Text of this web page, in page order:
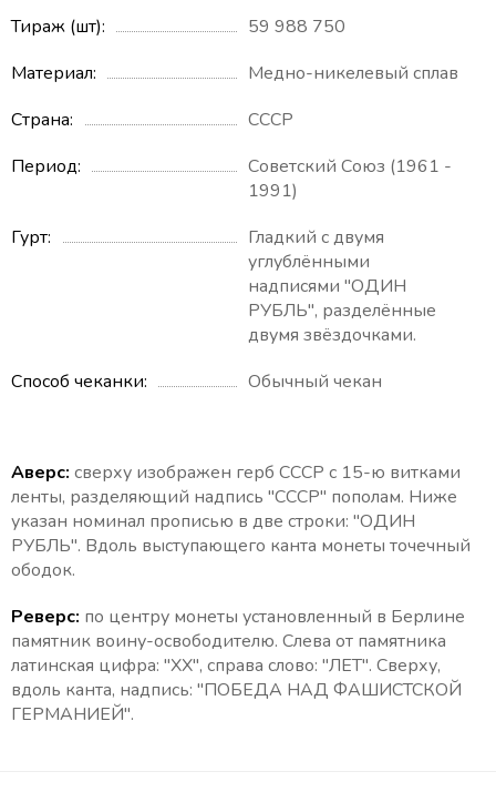
Тираж (шт)
59 988 750
Материал
Медно-никелевый сплав
Страна
СССР
Период
Советский Союз (1961 -
1991)
Гурт
Гладкий с двумя
углублёнными
надписями "ОДИН
РУБЛЬ", разделённые
двумя звёздочками.
Способ чеканки
Обычный чекан
Аверс: сверху изображен герб СССР с 15-ю витками
ленты, разделяющий надпись "СССР" пополам. Ниже
указан номинал прописью в две строки: "ОДИН
РУБЛЬ". Вдоль выступающего канта монеты точечный
ободок.
Реверс: по центру монеты установленный в Берлине
памятник воину-освободителю. Слева от памятника
латинская цифра: "XX", справа слово: "ЛЕТ". Сверху,
вдоль канта, надпись: "ПОБЕДА НАД ФАШИСТСКОЙ
ГЕРМАНИЕЙ".